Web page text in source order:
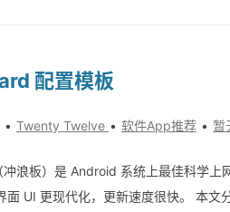
配置模板
Twenty Twelve 软件App推荐 暂
浪板）是 Android 系统上最佳科学上
面 UI 更现代化，更新速度很快。 本